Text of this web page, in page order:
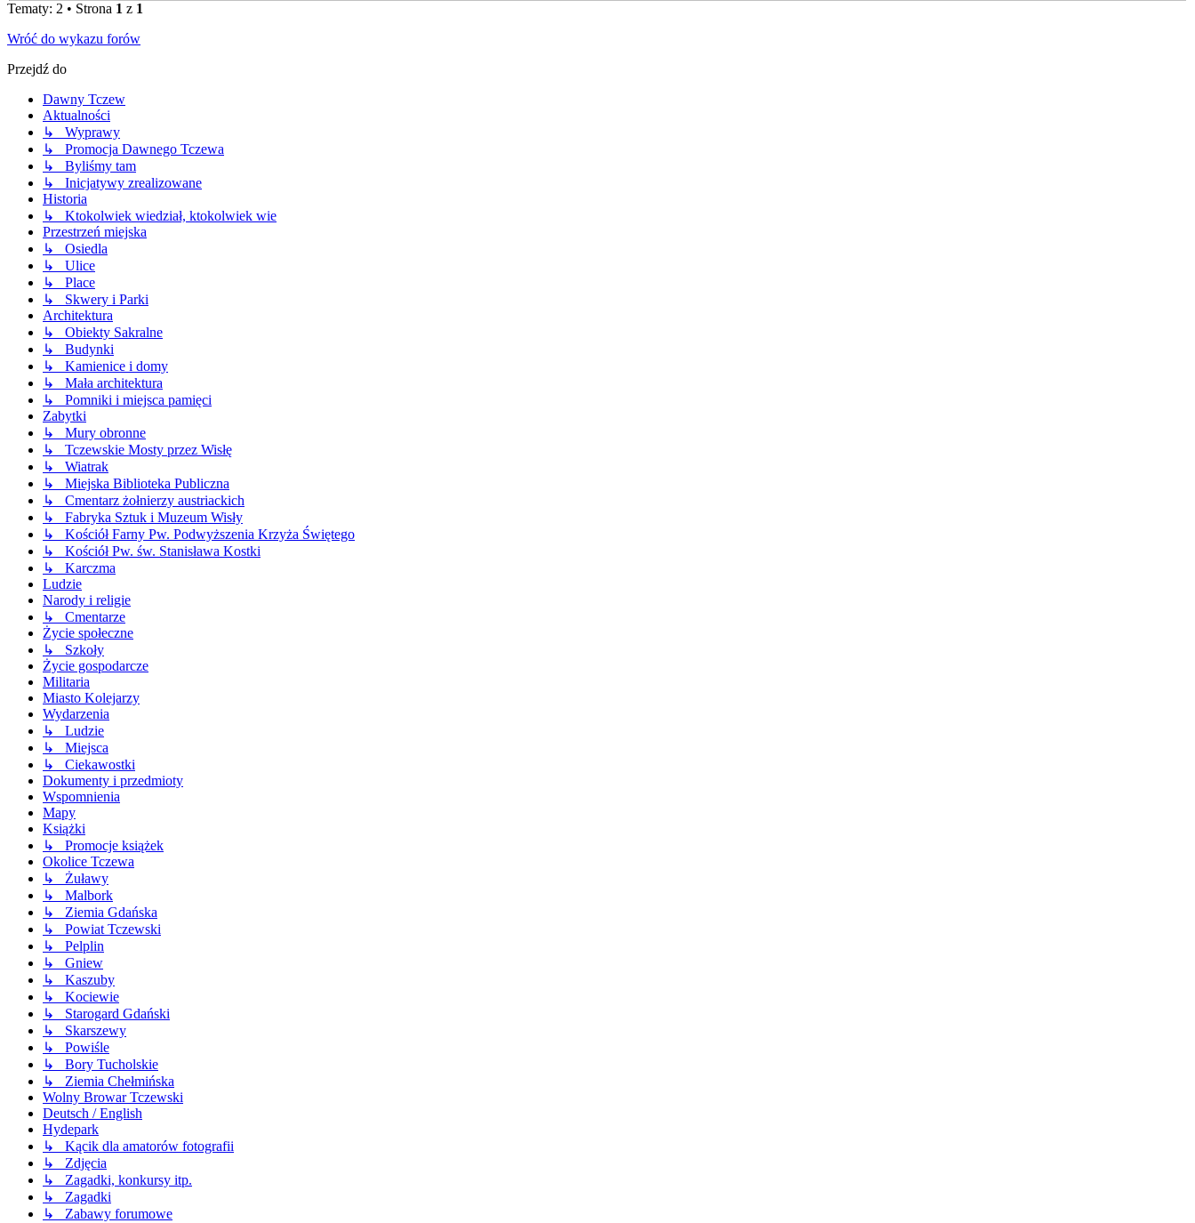
Tematy: 2 • Strona 1 z 1
Wróć do wykazu forów
Przejdź do
Dawny Tczew
Aktualności
↳ Wyprawy
↳ Promocja Dawnego Tczewa
↳ Byliśmy tam
↳ Inicjatywy zrealizowane
Historia
↳ Ktokolwiek wiedział, ktokolwiek wie
Przestrzeń miejska
↳ Osiedla
↳ Ulice
↳ Place
↳ Skwery i Parki
Architektura
↳ Obiekty Sakralne
↳ Budynki
↳ Kamienice i domy
↳ Mała architektura
↳ Pomniki i miejsca pamięci
Zabytki
↳ Mury obronne
↳ Tczewskie Mosty przez Wisłę
↳ Wiatrak
↳ Miejska Biblioteka Publiczna
↳ Cmentarz żołnierzy austriackich
↳ Fabryka Sztuk i Muzeum Wisły
↳ Kościół Farny Pw. Podwyższenia Krzyża Świętego
↳ Kościół Pw. św. Stanisława Kostki
↳ Karczma
Ludzie
Narody i religie
↳ Cmentarze
Życie społeczne
↳ Szkoły
Życie gospodarcze
Militaria
Miasto Kolejarzy
Wydarzenia
↳ Ludzie
↳ Miejsca
↳ Ciekawostki
Dokumenty i przedmioty
Wspomnienia
Mapy
Książki
↳ Promocje książek
Okolice Tczewa
↳ Żuławy
↳ Malbork
↳ Ziemia Gdańska
↳ Powiat Tczewski
↳ Pelplin
↳ Gniew
↳ Kaszuby
↳ Kociewie
↳ Starogard Gdański
↳ Skarszewy
↳ Powiśle
↳ Bory Tucholskie
↳ Ziemia Chełmińska
Wolny Browar Tczewski
Deutsch / English
Hydepark
↳ Kącik dla amatorów fotografii
↳ Zdjęcia
↳ Zagadki, konkursy itp.
↳ Zagadki
↳ Zabawy forumowe